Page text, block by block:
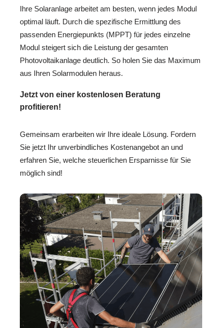
Ihre Solaranlage arbeitet am besten, wenn jedes Modul
optimal läuft. Durch die spezifische Ermittlung des
passenden Energiepunkts (MPPT) für jedes einzelne
Modul steigert sich die Leistung der gesamten
Photovoltaikanlage deutlich. So holen Sie das Maximum
aus Ihren Solarmodulen heraus.
Jetzt von einer kostenlosen Beratung
profitieren!
Gemeinsam erarbeiten wir Ihre ideale Lösung. Fordern
Sie jetzt Ihr unverbindliches Kostenangebot an und
erfahren Sie, welche steuerlichen Ersparnisse für Sie
möglich sind!